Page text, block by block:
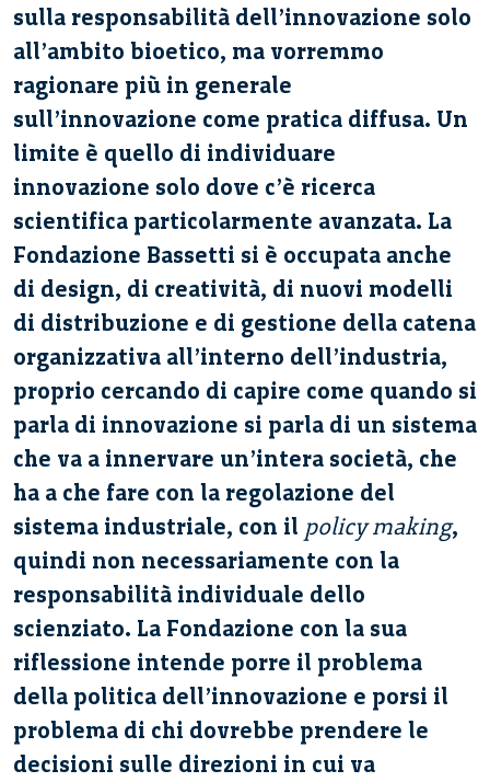
sulla responsabilità dell’innovazione solo
all’ambito bioetico, ma vorremmo
ragionare più in generale
sull’innovazione come pratica diffusa. Un
limite è quello di individuare
innovazione solo dove c’è ricerca
scientifica particolarmente avanzata. La
Fondazione Bassetti si è occupata anche
di design, di creatività, di nuovi modelli
di distribuzione e di gestione della catena
organizzativa all’interno dell’industria,
proprio cercando di capire come quando si
parla di innovazione si parla di un sistema
che va a innervare un’intera società, che
ha a che fare con la regolazione del
sistema industriale, con il policy making,
quindi non necessariamente con la
responsabilità individuale dello
scienziato. La Fondazione con la sua
riflessione intende porre il problema
della politica dell’innovazione e porsi il
problema di chi dovrebbe prendere le
decisioni sulle direzioni in cui va